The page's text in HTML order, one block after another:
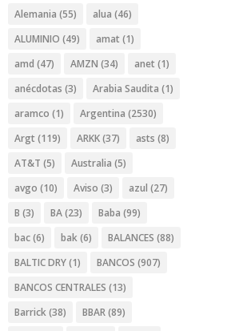
Alemania (55) alua (46)
ALUMINIO (49) amat (1)
amd (47) AMZN (34) anet (1)
anécdotas (3) Arabia Saudita (1)
aramco (1) Argentina (2530)
Argt (119) ARKK(37) asts (8)
AT&T (5) Australia (5)
avgo (10) Aviso (3) azul (27)
B (3) BA(23) Baba (99)
bac(6) bak(6) BALANCES (88)
BALTIC DRY(1) BANCOS (907)
BANCOS CENTRALES (13)
Barrick(38) BBAR(89)